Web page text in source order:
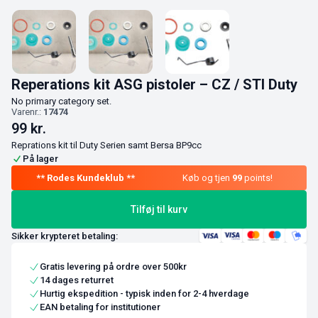
Reperations kit ASG pistoler – CZ / STI Duty
No primary category set.
Varenr.: 17474
99 kr.
Reprations kit til Duty Serien samt Bersa BP9cc
På lager
Køb og tjen 99points!
Tilføj til kurv
Sikker krypteret betaling:
Gratis levering på ordre over 500kr
14 dages returret
Hurtig ekspedition - typisk inden for 2-4 hverdage
EAN betaling for institutioner